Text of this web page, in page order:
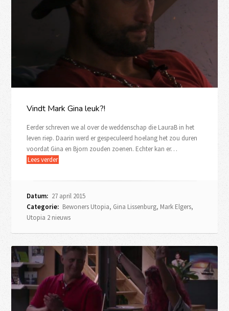
Vindt Mark Gina leuk?!
Eerder schreven we al over de weddenschap die LauraB in het
leven riep. Daarin werd er gespeculeerd hoelang het zou duren
voordat Gina en Bjorn zouden zoenen. Echter kan er…
Lees verder
Datum: 27 april 2015
Categorie: Bewoners Utopia, Gina Lissenburg, Mark Elgers,
Utopia 2 nieuws